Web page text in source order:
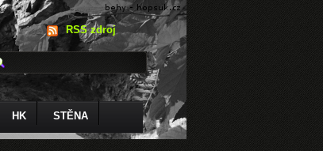
RSS zdroj
HK STĚNA